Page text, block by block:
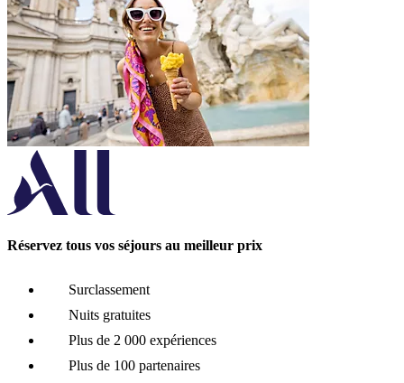
Réservez tous vos séjours au meilleur prix
Surclassement
Nuits gratuites
Plus de 2 000 expériences
Plus de 100 partenaires